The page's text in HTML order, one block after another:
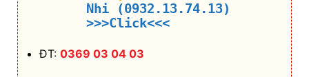
Nhi (0932.13.74.13)
>>>Click<<<
ĐT: 0369 03 04 03